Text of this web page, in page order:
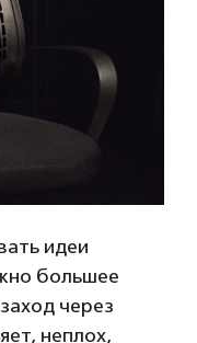
идеи
большее
через
неплох,